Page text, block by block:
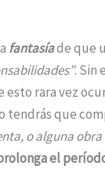
fantasíade que
. Sin
esto rara vez
tendrás que
o alguna
el